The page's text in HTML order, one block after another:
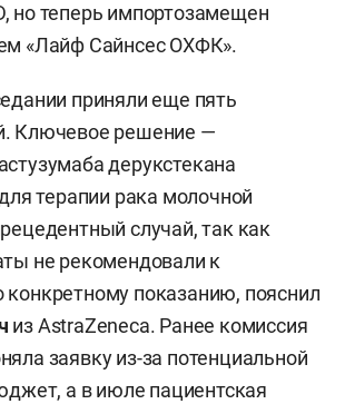
но теперь импортозамещен
«Лайф Сайнсес ОХФК».
приняли еще пять
Ключевое решение —
дерукстекана
терапии рака молочной
случай, так как
не рекомендовали к
показанию, пояснил
из AstraZeneca. Ранее комиссия
заявку из-за потенциальной
а в июле пациентская